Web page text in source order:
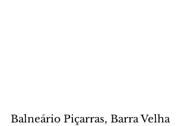
Balneário Piçarras, Barra Velha